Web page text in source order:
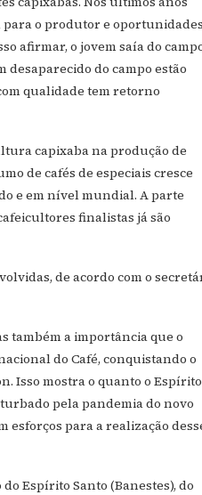
para o produtor e
afirmar, o jovem saía do
do campo estão
qualidade tem retorno
capixaba na produção de
de cafés de especiais cresce
e em nível mundial. A parte
finalistas já são
de acordo com o
também a importância que o
do Café, conquistando o
Isso mostra o quanto o Espírito
pela pandemia do novo
esforços para a realização
Espírito Santo (Banestes), do